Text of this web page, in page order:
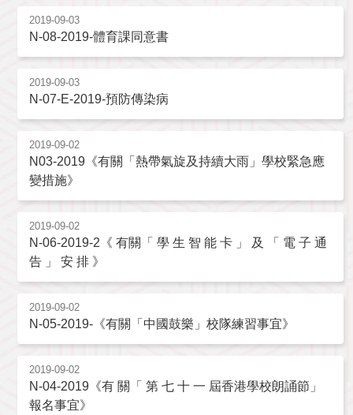
2019-09-03
N-08-2019-體育課同意書
2019-09-03
N-07-E-2019-預防傳染病
2019-09-02
N03-2019《有關「熱帶氣旋及持續大雨」學校緊急應
變措施》
2019-09-02
N-06-2019-2《 有關「 學 生 智 能 卡 」 及 「 電 子 通
告 」 安 排 》
2019-09-02
N-05-2019-《有關「中國鼓樂」校隊練習事宜》
2019-09-02
N-04-2019《有 關「 第 七 十 一 屆香港學校朗誦節」
報名事宜》